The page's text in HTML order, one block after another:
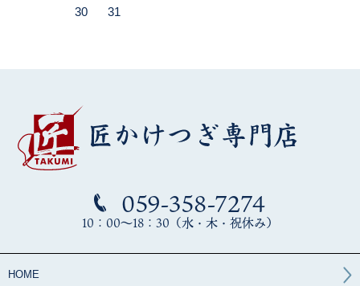
059-358-7274
10：00～18：30（水・木・祝休み）
HOME